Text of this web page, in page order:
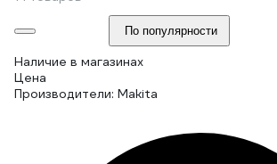
По популярности
Наличие в магазинах
Цена
Производители: Makita